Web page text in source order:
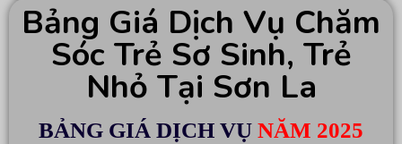
Bảng Giá Dịch Vụ Chăm
Sóc Trẻ Sơ Sinh, Trẻ
Nhỏ Tại Sơn La
BẢNG GIÁ DỊCH VỤ NĂM 2025